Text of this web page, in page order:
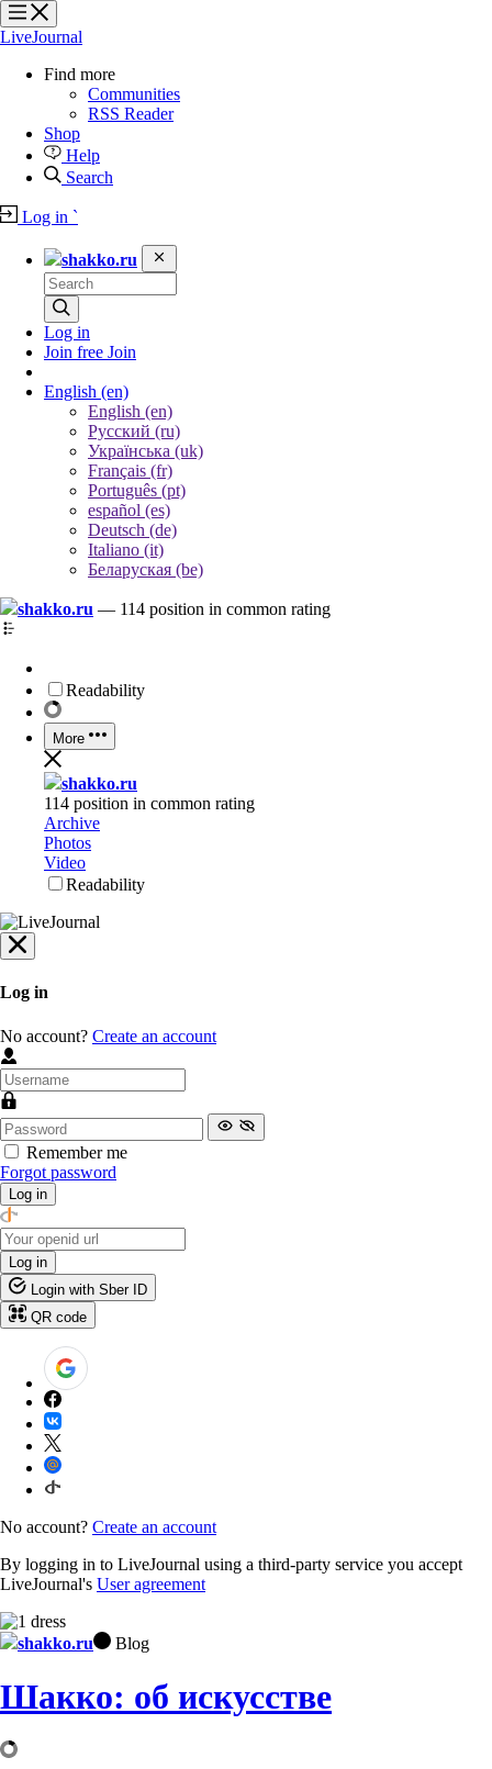
?
?
?
?
LiveJournal
Find more
Communities
RSS Reader
Shop
Help
Search
Log in `
shakko.ru
Log in
Join free Join
English (en)
English (en)
Русский (ru)
Українська (uk)
Français (fr)
Português (pt)
español (es)
Deutsch (de)
Italiano (it)
Беларуская (be)
shakko.ru — 114 position in common rating
Readability
More
shakko.ru
114 position in common rating
Archive
Photos
Video
Readability
Log in
No account? Create an account
Remember me
Forgot password
Log in
Log in
Login with Sber ID
QR code
No account? Create an account
By logging in to LiveJournal using a third-party service you accept
LiveJournal's User agreement
shakko.ru Blog
Шакко: об искусстве